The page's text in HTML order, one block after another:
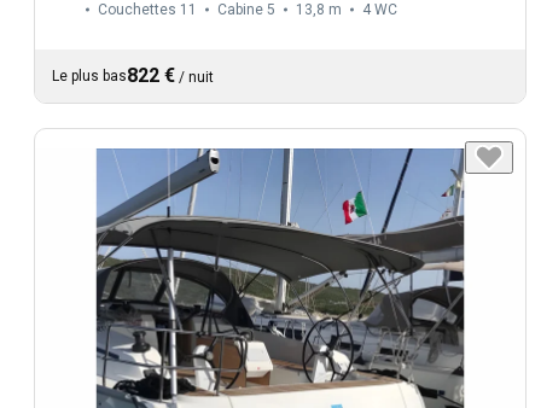
Couchettes 11 Cabine 5 13,8 m 4 WC
Le plus bas822 € / nuit